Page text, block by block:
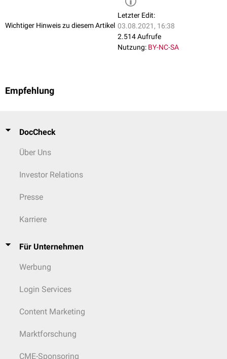
Wichtiger Hinweis zu diesem Artikel
Letzter Edit:
03.08.2021, 16:38
2.514 Aufrufe
Nutzung: BY-NC-SA
Empfehlung
DocCheck
Über Uns
Investor Relations
Presse
Karriere
Für Unternehmen
Werbung
Login Services
Content Marketing
Marktforschung
CME-Sponsoring